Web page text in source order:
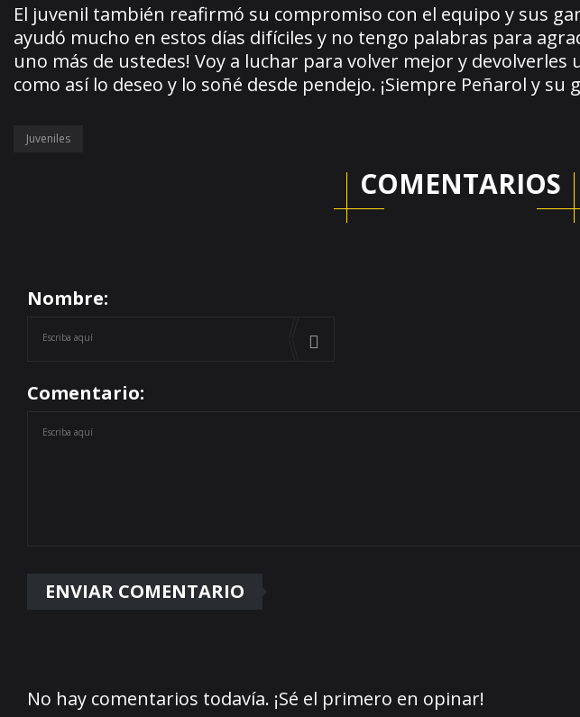
El juvenil también reafirmó su compromiso con el equipo y sus
ayudó mucho en estos días difíciles y no tengo palabras para
uno más de ustedes! Voy a luchar para volver mejor y devolverles
como así lo deseo y lo soñé desde pendejo. ¡Siempre Peñarol y su
Juveniles
COMENTARIOS
Nombre:
Comentario:
No hay comentarios todavía. ¡Sé el primero en opinar!